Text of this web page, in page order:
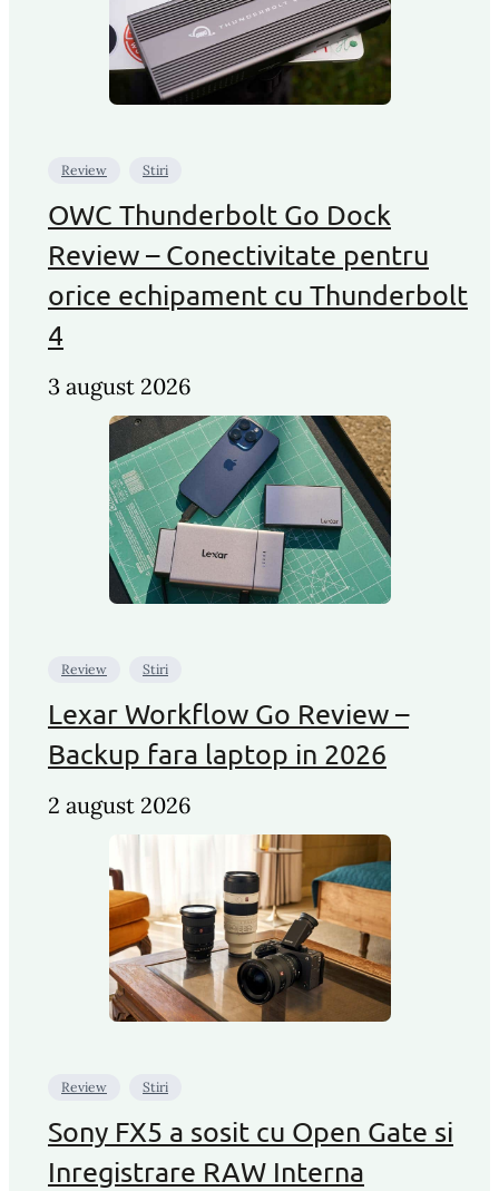
Review Stiri
OWC Thunderbolt Go Dock
Review – Conectivitate pentru
orice echipament cu Thunderbolt
4
3 august 2026
Review Stiri
Lexar Workflow Go Review –
Backup fara laptop in 2026
2 august 2026
Review Stiri
Sony FX5 a sosit cu Open Gate si
Inregistrare RAW Interna